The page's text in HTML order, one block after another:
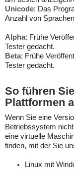
Unicode: Das
Anzahl von
Alpha: Frühe
Tester gedacht.
Beta: Frühe
Tester gedacht.
So führen
Plattformen
Wenn Sie eine
Betriebssystem
eine virtuelle
finden, mit der Sie
Linux mit